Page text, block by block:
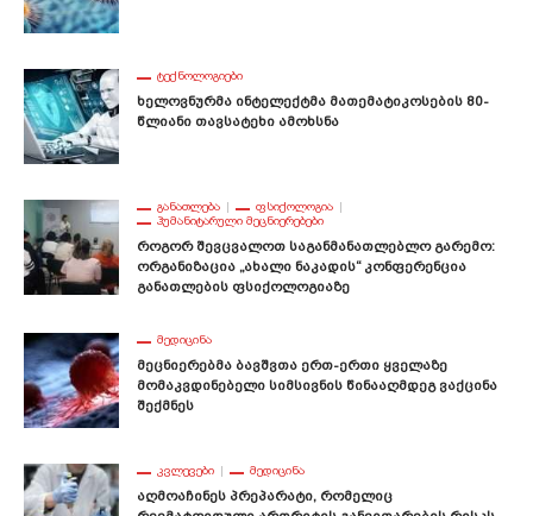
ᲢᲔᲥᲜᲝᲚᲝᲒᲘᲔᲑᲘ
Ხელოვნურმა Ინტელექტმა Მათემატიკოსების 80-
Წლიანი Თავსატეხი Ამოხსნა
ᲒᲐᲜᲐᲗᲚᲔᲑᲐ
ᲤᲡᲘᲥᲝᲚᲝᲒᲘᲐ
ᲰᲣᲛᲐᲜᲘᲢᲐᲠᲣᲚᲘ ᲛᲔᲪᲜᲘᲔᲠᲔᲑᲔᲑᲘ
Როგორ Შევცვალოთ Საგანმანათლებლო Გარემო:
Ორგანიზაცია „ახალი Ნაკადის“ Კონფერენცია
Განათლების Ფსიქოლოგიაზე
ᲛᲔᲓᲘᲪᲘᲜᲐ
Მეცნიერებმა Ბავშვთა Ერთ-Ერთი Ყველაზე
Მომაკვდინებელი Სიმსივნის Წინააღმდეგ Ვაქცინა
Შექმნეს
ᲙᲕᲚᲔᲕᲔᲑᲘ ᲛᲔᲓᲘᲪᲘᲜᲐ
Აღმოაჩინეს Პრეპარატი, Რომელიც